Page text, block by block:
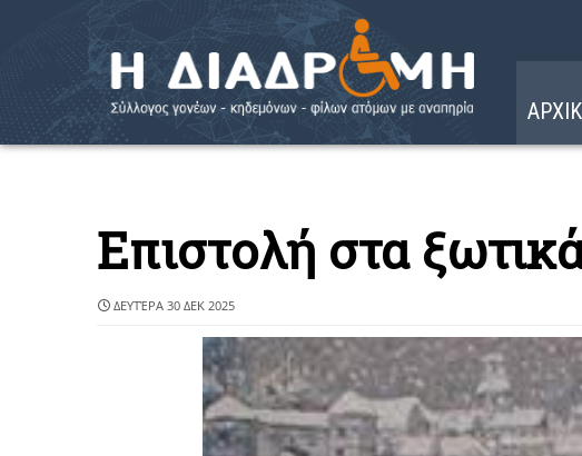
Επιστολή στα
ΔΕΥΤΈΡΑ 30 ΔΕΚ 2025